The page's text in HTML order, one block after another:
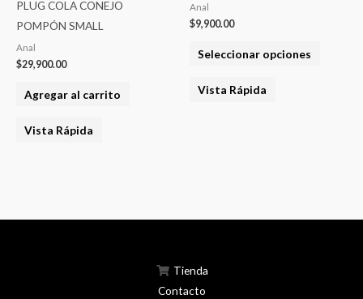
PLUG COLA CONEJO
POMPÓN SMALL
Anal
$29,900.00
Agregar al carrito
Vista Rápida
Anal
$9,900.00
Seleccionar opciones
del
Vista Rápida
Tienda
Contacto